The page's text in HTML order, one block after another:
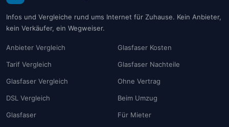
Infos und Vergleiche rund ums Internet für Zuhause. Kein Anbieter,
kein Verkäufer, ein Wegweiser.
Anbieter Vergleich
Tarif Vergleich
Glasfaser Vergleich
DSL Vergleich
Glasfaser
Glasfaser Kosten
Glasfaser Nachteile
Ohne Vertrag
Beim Umzug
Für Mieter